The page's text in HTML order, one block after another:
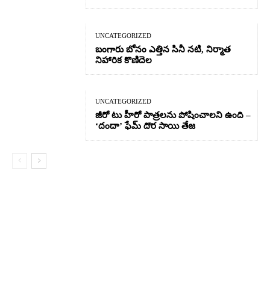
UNCATEGORIZED
బంగారు బోనం ఎత్తిన సినీ నటి, నిర్మాత
నిహారిక కొణిదెల
UNCATEGORIZED
జీరో టు హీరో పాత్రలను పోషించాలని ఉంది –
‘దందా’ ఫేమ్ దొర సాయి తేజ